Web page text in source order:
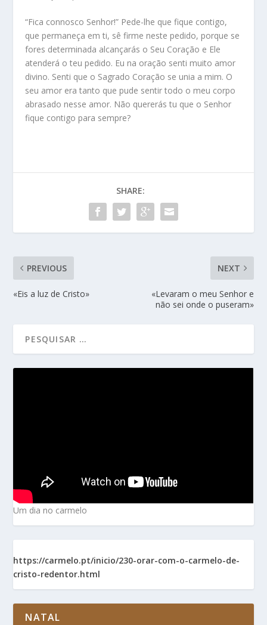
“Fica connosco Senhor!” Pede-lhe que fique contigo,
que permaneça em ti, sê firme neste pedido, porque se
fores determinada alcançarás o Seu Coração e Ele
atenderá o teu pedido. Eu na oração senti muito amor
divino. Senti que o Sagrado Coração se unia a mim. O
seu amor era tanto que pude sentir todo o meu corpo
abrasado nesse amor. Não quererás tu que o Senhor
fique contigo para sempre?
SHARE:
PREVIOUS
«Eis a luz de Cristo»
NEXT
«Levaram o meu Senhor e
não sei onde o puseram»
Um dia no carmelo
https://carmelo.pt/inicio/230-orar-com-o-carmelo-de-
cristo-redentor.html
NATAL